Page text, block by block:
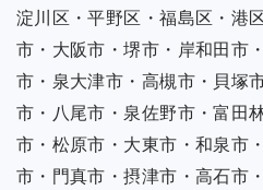
淀川区・平野区・福島区・港
市・大阪市・堺市・岸和田市
市・泉大津市・高槻市・貝塚
市・八尾市・泉佐野市・富田
市・松原市・大東市・和泉市
市・門真市・摂津市・高石市